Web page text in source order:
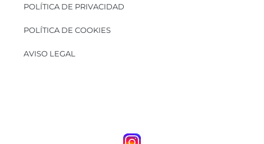
POLÍTICA DE PRIVACIDAD
POLÍTICA DE COOKIES
AVISO LEGAL